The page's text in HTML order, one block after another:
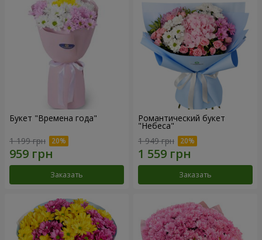
Букет "Времена года"
1 199 грн
Заказать
Романтический букет
"Небеса"
1 949 грн
Заказать